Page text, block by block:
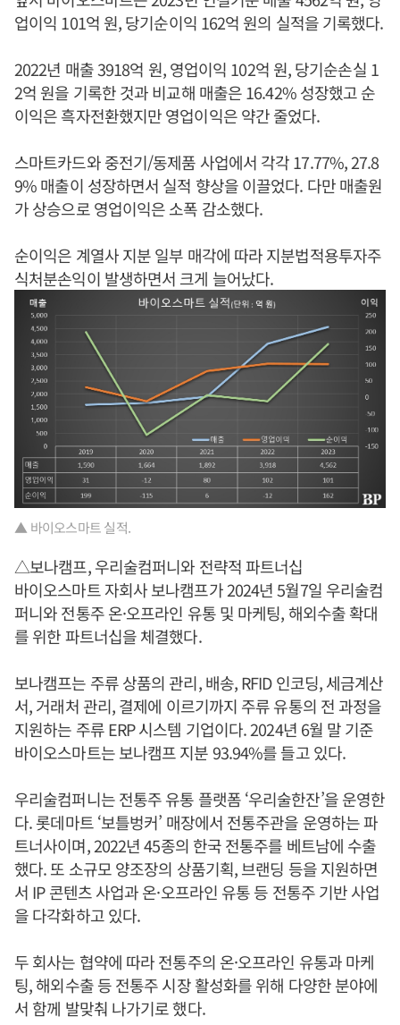
업이익 101억 원, 당기순이익 162억 원의 실적을 기록했다.
2022년 매출 3918억 원, 영업이익 102억 원, 당기순손실 1
2억 원을 기록한 것과 비교해 매출은 16.42% 성장했고 순
이익은 흑자전환했지만 영업이익은 약간 줄었다.
스마트카드와 중전기/동제품 사업에서 각각 17.77%, 27.8
9% 매출이 성장하면서 실적 향상을 이끌었다. 다만 매출원
가 상승으로 영업이익은 소폭 감소했다.
순이익은 계열사 지분 일부 매각에 따라 지분법적용투자주
식처분손익이 발생하면서 크게 늘어났다.
▲ 바이오스마트 실적.
△보나캠프, 우리술컴퍼니와 전략적 파트너십
바이오스마트 자회사 보나캠프가 2024년 5월7일 우리술컴
퍼니와 전통주 온·오프라인 유통 및 마케팅, 해외수출 확대
를 위한 파트너십을 체결했다.
보나캠프는 주류 상품의 관리, 배송, RFID 인코딩, 세금계산
서, 거래처 관리, 결제에 이르기까지 주류 유통의 전 과정을
지원하는 주류 ERP 시스템 기업이다. 2024년 6월 말 기준
바이오스마트는 보나캠프 지분 93.94%를 들고 있다.
우리술컴퍼니는 전통주 유통 플랫폼 ‘우리술한잔’을 운영한
다. 롯데마트 ‘보틀벙커’ 매장에서 전통주관을 운영하는 파
트너사이며, 2022년 45종의 한국 전통주를 베트남에 수출
했다. 또 소규모 양조장의 상품기획, 브랜딩 등을 지원하면
서 IP 콘텐츠 사업과 온·오프라인 유통 등 전통주 기반 사업
을 다각화하고 있다.
두 회사는 협약에 따라 전통주의 온·오프라인 유통과 마케
팅, 해외수출 등 전통주 시장 활성화를 위해 다양한 분야에
서 함께 발맞춰 나가기로 했다.